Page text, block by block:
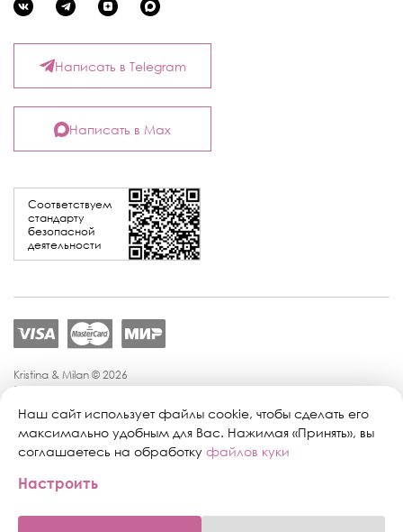
Соответствуем
стандарту
безопасной
деятельности
Написать в Telegram
Написать в Max
Kristina & Milan © 2026
Политика конфиденциальности
Политика обработки персональных данных
Публичная оферта
Персональные настройки файлов cookie
Поддержка сайта:
Наш сайт использует файлы cookie, чтобы сделать его
максимально удобным для Вас. Нажимая «Принять», вы
соглашаетесь на обработку файлов куки
Настроить